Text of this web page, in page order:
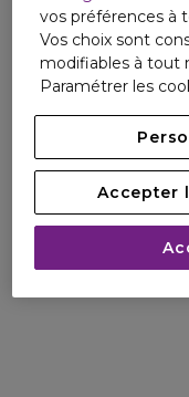
vos préférences à
Vos choix sont
modifiables à tout
Paramétrer les
Accepter